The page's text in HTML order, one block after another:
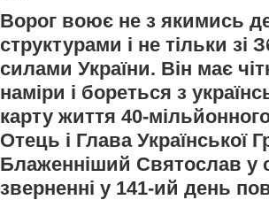
Ворог воює не з якимись
структурами і не тільки зі
силами України. Він має
наміри і бореться з
карту життя 40-
Отець і Глава Української
Блаженніший Святослав
зверненні у 141-ий день